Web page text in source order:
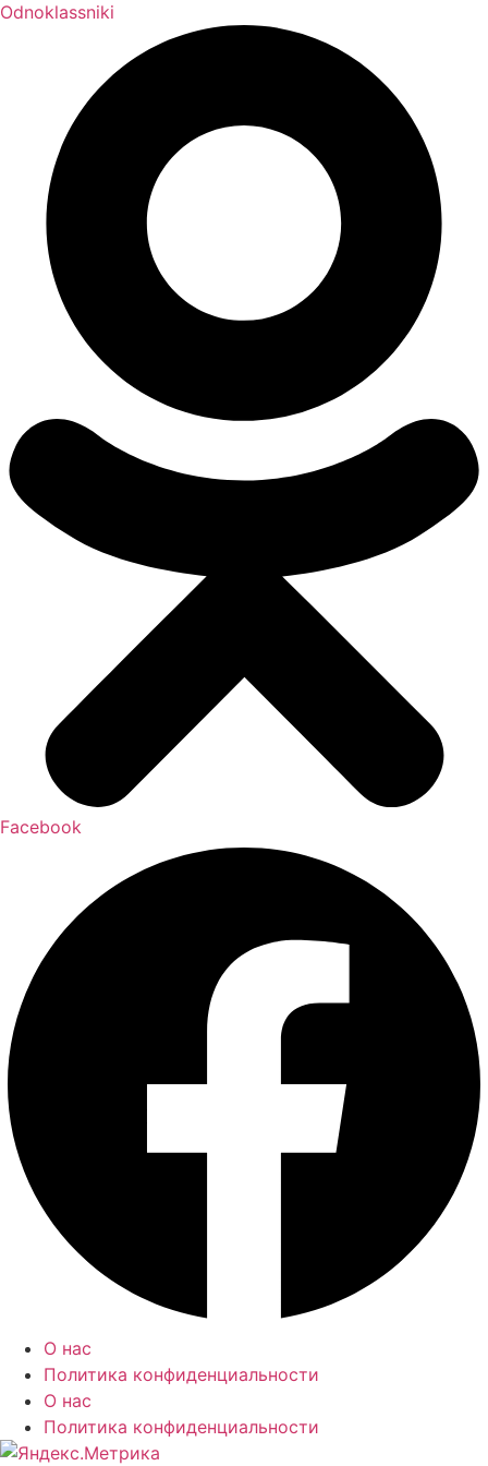
Odnoklassniki
Facebook
О нас
Политика конфиденциальности
О нас
Политика конфиденциальности